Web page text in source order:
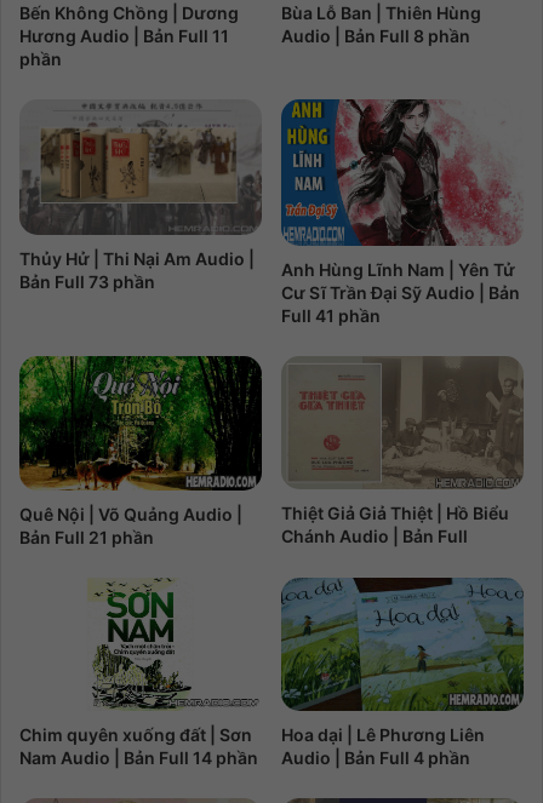
Bến Không Chồng | Dương
Hương Audio | Bản Full 11
phần
Bùa Lỗ Ban | Thiên Hùng
Audio | Bản Full 8 phần
Thủy Hử | Thi Nại Am Audio |
Bản Full 73 phần
Anh Hùng Lĩnh Nam | Yên Tử
Cư Sĩ Trần Đại Sỹ Audio | Bản
Full 41 phần
Quê Nội | Võ Quảng Audio |
Bản Full 21 phần
Thiệt Giả Giả Thiệt | Hồ Biểu
Chánh Audio | Bản Full
Chim quyên xuống đất | Sơn
Nam Audio | Bản Full 14 phần
Hoa dại | Lê Phương Liên
Audio | Bản Full 4 phần